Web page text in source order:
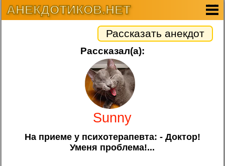
АНЕКДОТИКОВ.НЕТ
Рассказать анекдот
Рассказал(а):
Sunny
На приеме у психотерапевта: - Доктор!
Уменя проблема!...